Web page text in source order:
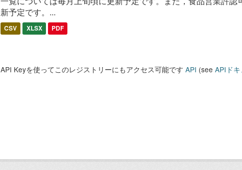
新予定です。...
CSV XLSX PDF
API Keyを使ってこのレジストリーにもアクセス可能です API (see APIド